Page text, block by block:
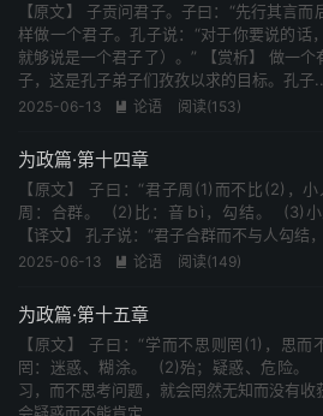
【原文】 子贡问君子。子曰：“先行其言
样做一个君子。孔子说：“对于你要说的话
就够说是一个君子了）。” 【赏析】 做一
子，这是孔子弟子们孜孜以求的目标。孔子
2025-06-13  论语 阅读(153)
为政篇·第十四章
【原文】 子曰：“君子周(1)而不比(2)，
周：合群。 (2)比：音ｂì，勾结。 (3)小
【译文】 孔子说：“君子合群而不与人勾结
2025-06-13  论语 阅读(149)
为政篇·第十五章
【原文】 子曰：“学而不思则罔(1)，思
罔：迷惑、糊涂。 (2)殆；疑惑、危险。
习，而不思考问题，就会罔然无知而没有